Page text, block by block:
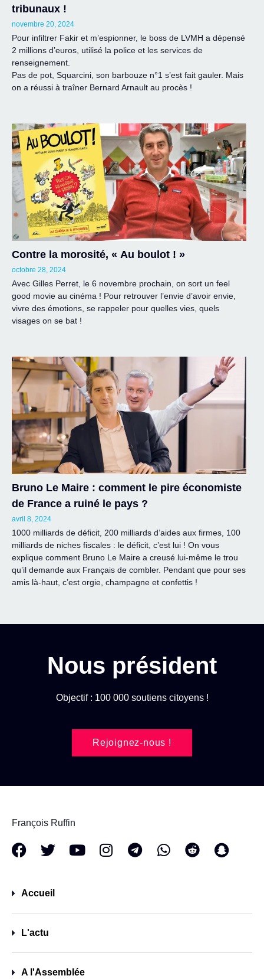
tribunaux !
novembre 20, 2024
Pour infiltrer Fakir et m’espionner, le boss de LVMH a dépensé
2 millions d’euros, utilisé la police et les services de
renseignement.
Pas de pot, Squarcini, son barbouze n°1 s’est fait gauler. Mais
on a réussi à traîner Bernard Arnault au procès !
Contre la morosité, « Au boulot ! »
octobre 28, 2024
Avec Gilles Perret, le 6 novembre prochain, on sort un feel
good movie au cinéma ! Pour retrouver l’envie d’avoir envie,
vivre des émotions, se rappeler pour quelles vies, quels
visages on se bat !
Bruno Le Maire : comment le pire économiste
de France a ruiné le pays ?
avril 8, 2024
1000 milliards de déficit, 200 milliards d’aides aux firmes, 100
milliards de niches fiscales : le déficit, c’est lui ! On vous
explique comment Bruno Le Maire a creusé lui-même le trou
qu’il demande aux Français de combler. Pendant que pour ses
amis là-haut, c’est orgie, champagne et confettis !
Nous président
Objectif : 100 000 soutiens citoyens !
Rejoignez-nous !
François Ruffin
Accueil
L'actu
A l'Assemblée